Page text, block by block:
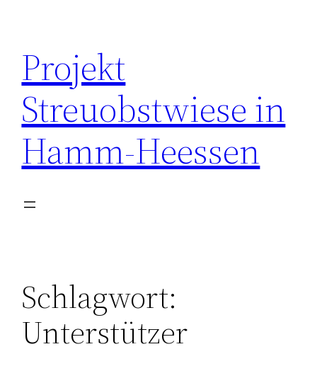
springen
Projekt
Streuobstwiese in
Hamm-Heessen
Schlagwort:
Unterstützer